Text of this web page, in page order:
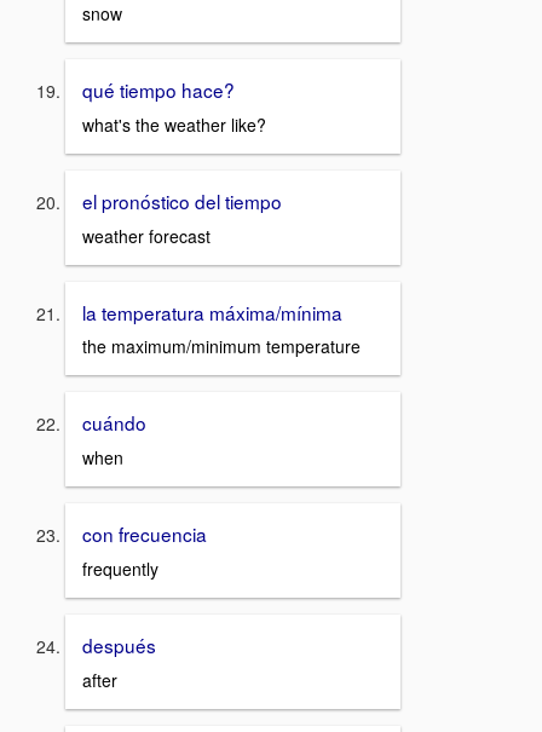
snow
qué tiempo hace?
what's the weather like?
el pronóstico del tiempo
weather forecast
la temperatura máxima/mínima
the maximum/minimum temperature
cuándo
when
con frecuencia
frequently
después
after